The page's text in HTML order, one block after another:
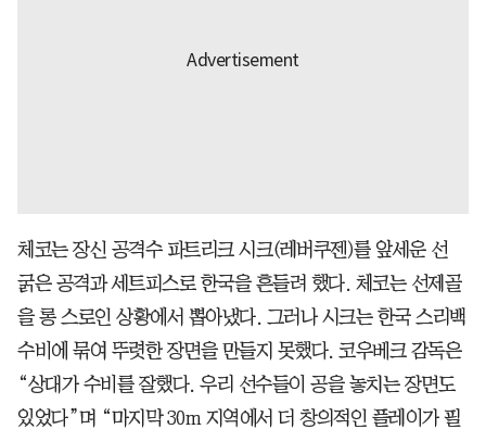
체코는 장신 공격수 파트리크 시크(레버쿠젠)를 앞세운 선
굵은 공격과 세트피스로 한국을 흔들려 했다. 체코는 선제골
을 롱 스로인 상황에서 뽑아냈다. 그러나 시크는 한국 스리백
수비에 묶여 뚜렷한 장면을 만들지 못했다. 코우베크 감독은
“상대가 수비를 잘했다. 우리 선수들이 공을 놓치는 장면도
있었다”며 “마지막 30m 지역에서 더 창의적인 플레이가 필